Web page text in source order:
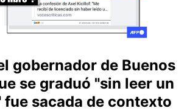
gobernador de Buenos
se graduó "sin leer un
sacada de contexto